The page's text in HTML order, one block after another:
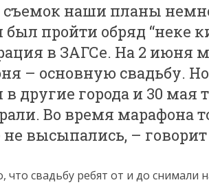
съемок наши планы
пройти обряд “неке
в ЗАГСе. На 2 июня
– основную свадьбу.
другие города и 30 мая
Во время марафона
высыпались, –
что свадьбу ребят от и до снимали